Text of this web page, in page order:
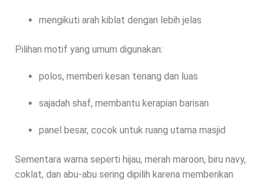
mengikuti arah kiblat dengan lebih jelas
Pilihan motif yang umum digunakan:
polos, memberi kesan tenang dan luas
sajadah shaf, membantu kerapian barisan
panel besar, cocok untuk ruang utama masjid
Sementara warna seperti hijau, merah maroon, biru navy,
coklat, dan abu-abu sering dipilih karena memberikan